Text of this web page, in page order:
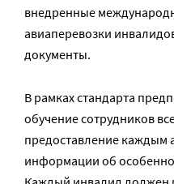
внедренные
авиаперевозки
документы.
В рамках стандарта
обучение сотрудников
предоставление каждым
информации об